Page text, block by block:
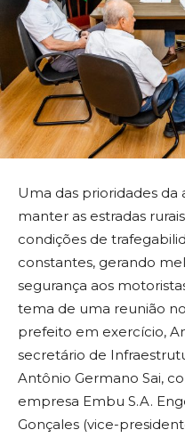
Uma das prioridades da
manter as estradas
condições de
constantes, gerando
segurança aos
tema de uma reunião
prefeito em exercício,
secretário de
Antônio Germano Sai,
empresa Embu S.A.
Gonçales (vice-